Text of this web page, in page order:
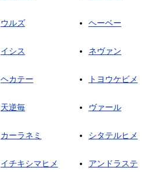
ウルズ ヘーベー
イシス ネヴァン
ヘカテー トヨウケビメ
天逆毎 ヴァール
カーラネミ シタテルヒメ
イチキシマヒメ アンドラステ